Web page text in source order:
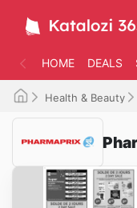
HOME DEALS
Health & Beauty